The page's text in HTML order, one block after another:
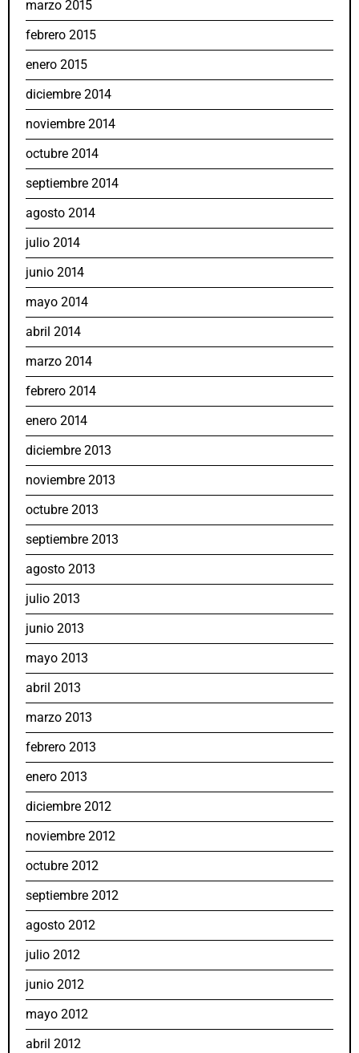
marzo 2015
febrero 2015
enero 2015
diciembre 2014
noviembre 2014
octubre 2014
septiembre 2014
agosto 2014
julio 2014
junio 2014
mayo 2014
abril 2014
marzo 2014
febrero 2014
enero 2014
diciembre 2013
noviembre 2013
octubre 2013
septiembre 2013
agosto 2013
julio 2013
junio 2013
mayo 2013
abril 2013
marzo 2013
febrero 2013
enero 2013
diciembre 2012
noviembre 2012
octubre 2012
septiembre 2012
agosto 2012
julio 2012
junio 2012
mayo 2012
abril 2012